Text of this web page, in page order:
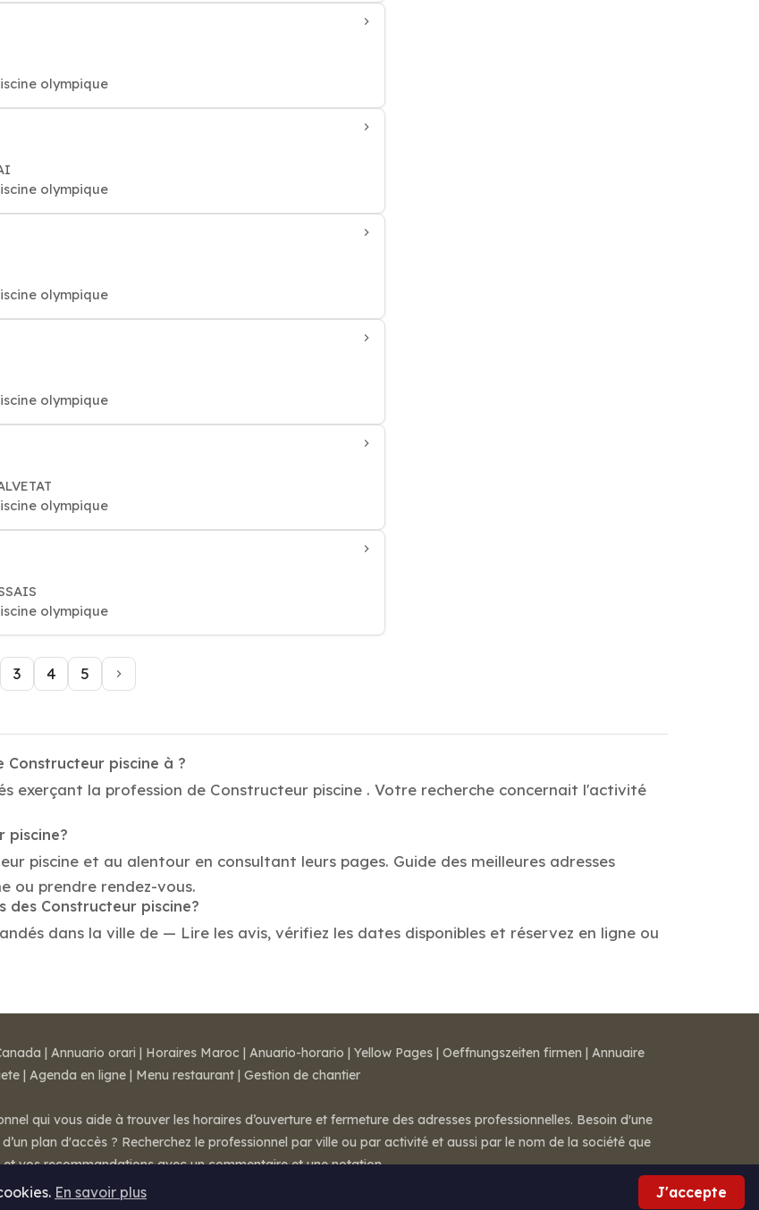
olympique
olympique
olympique
olympique
olympique
olympique
3 4 5
Constructeur piscine à ?
exerçant la profession de Constructeur piscine . Votre recherche concernait l'activité
piscine?
piscine et au alentour en consultant leurs pages. Guide des meilleures adresses
ou prendre rendez-vous.
des Constructeur piscine?
dans la ville de — Lire les avis, vérifiez les dates disponibles et réservez en ligne ou
En savoir plus J'accepte
| Annuario orari | Horaires Maroc | Anuario-horario | Yellow Pages | Oeffnungszeiten firmen | Annuaire
| Agenda en ligne | Menu restaurant | Gestion de chantier
qui vous aide à trouver les horaires d’ouverture et fermeture des adresses professionnelles. Besoin d'une
plan d'accès ? Recherchez le professionnel par ville ou par activité et aussi par le nom de la société que
vos recommandations avec un commentaire et une notation.